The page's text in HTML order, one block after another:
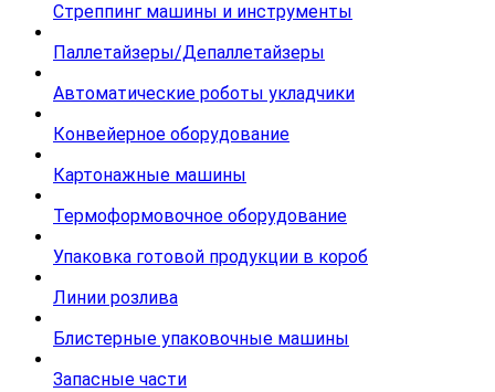
Стреппинг машины и инструменты
Паллетайзеры/Депаллетайзеры
Автоматические роботы укладчики
Конвейерное оборудование
Картонажные машины
Термоформовочное оборудование
Упаковка готовой продукции в короб
Линии розлива
Блистерные упаковочные машины
Запасные части